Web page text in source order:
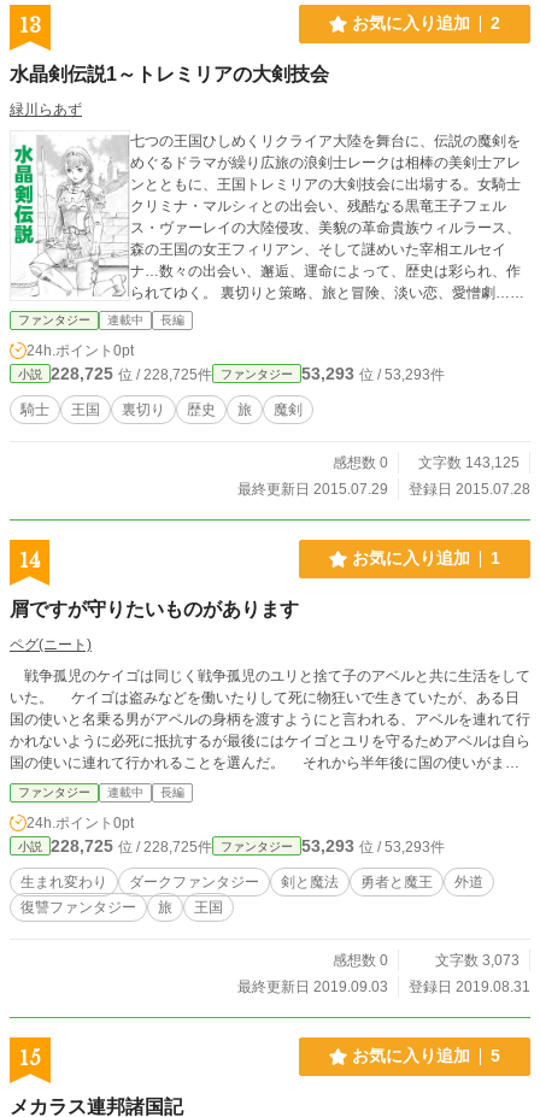
13 お気に入り追加 2
水晶剣伝説1～トレミリアの大剣技会
緑川らあず
七つの王国ひしめくリクライア大陸を舞台に、伝説の魔剣を
めぐるドラマが繰り広旅の浪剣士レークは相棒の美剣士アレ
ンとともに、王国トレミリアの大剣技会に出場する。女騎士
クリミナ・マルシィとの出会い、残酷なる黒竜王子フェル
ス・ヴァーレイの大陸侵攻、美貌の革命貴族ウィルラース、
森の王国の女王フィリアン、そして謎めいた宰相エルセイ
ナ…数々の出会い、邂逅、運命によって、歴史は彩られ、作
られてゆく。 裏切りと策略、旅と冒険、淡い恋、愛憎劇…繰
り広げられる物語はやがて、ひとつの模様を織りなしてゆ
く。 水晶剣の物語と、後の世の人々は知るだろう
ファンタジー 連載中 長編
24h.ポイント 0pt
小説 228,725 位 / 228,725件 ファンタジー 53,293 位 / 53,293件
騎士 王国 裏切り 歴史 旅 魔剣
感想数 0
文字数 143,125
最終更新日 2015.07.29
登録日 2015.07.28
14 お気に入り追加 1
屑ですが守りたいものがあります
ペグ(ニート)
戦争孤児のケイゴは同じく戦争孤児のユリと捨て子のアベルと共に生活をして
いた。 ケイゴは盗みなどを働いたりして死に物狂いで生きていたが、ある日
国の使いと名乗る男がアベルの身柄を渡すようにと言われる、アベルを連れて行
かれないように必死に抵抗するが最後にはケイゴとユリを守るためアベルは自ら
国の使いに連れて行かれることを選んだ。 それから半年後に国の使いがまた
やって来た、国の使いが言った「アベル様がお呼びです」という言葉に引かれア
ベルとユリは首都グランフィールドに向かう、そして首都の王宮にて国王となっ
たアベルと再開する。 ケイゴはユリと夫婦になり息子も産まれ、友人であり
国王であるアベルを守る親衛隊に任命され幸せに暮らしていた、しかしその幸せ
も長くは続かなかった、ギべルト男爵にユリと息子を人質に取られアベルを殺せ
と命じられる、ケイゴが選んだ選択は……家族を救うことだった ケイゴは家
族を『衆』の国ゴレストへと逃がし自分の命と引き換えに革命を起こした、これ
せずに死に、役目を果たしきるまで死ねない不死の魔物ゾンビになってしまう、
そこで出合ったアリサという同じく不死の魔物である少女曰くケイゴが死に革命
なかった。 自分の果たせなかった使命、革命を遂行させるためアリサと冒険
者の少年チャド・ダレンと自分と同じ名前である中年の男性のアベル・ダレンの
四人での冒険が始まった。
ファンタジー 連載中 長編
24h.ポイント 0pt
小説 228,725 位 / 228,725件 ファンタジー 53,293 位 / 53,293件
生まれ変わり ダークファンタジー 剣と魔法 勇者と魔王
外道
復讐ファンタジー
旅 王国
感想数 0
文字数 3,073
最終更新日 2019.09.03
登録日 2019.08.31
15 お気に入り追加 5
メカラス連邦諸国記